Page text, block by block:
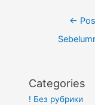
← Pos
Categories
! Без рубрики